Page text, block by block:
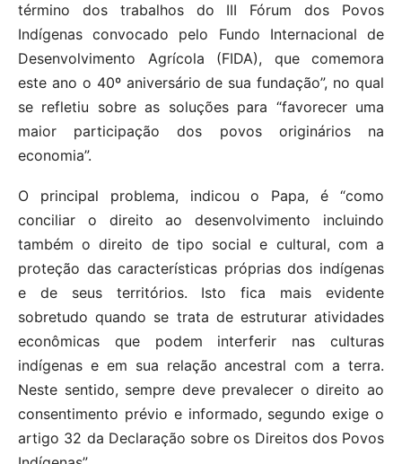
término dos trabalhos do III Fórum dos Povos
Indígenas convocado pelo Fundo Internacional de
Desenvolvimento Agrícola (FIDA), que comemora
este ano o 40º aniversário de sua fundação”, no qual
se refletiu sobre as soluções para “favorecer uma
maior participação dos povos originários na
economia”.
O principal problema, indicou o Papa, é “como
conciliar o direito ao desenvolvimento incluindo
também o direito de tipo social e cultural, com a
proteção das características próprias dos indígenas
e de seus territórios. Isto fica mais evidente
sobretudo quando se trata de estruturar atividades
econômicas que podem interferir nas culturas
indígenas e em sua relação ancestral com a terra.
Neste sentido, sempre deve prevalecer o direito ao
consentimento prévio e informado, segundo exige o
artigo 32 da Declaração sobre os Direitos dos Povos